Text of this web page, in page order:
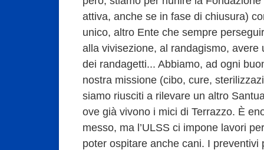
attiva, anche se in fase di chiusura)
unico, altro Ente che sempre
alla vivisezione, al randagismo, avere
dei randagetti... Abbiamo, ad ogni
nostra missione (cibo, cure,
siamo riusciti a rilevare un altro
ove già vivono i mici di Terrazzo. È
messo, ma l’ULSS ci impone lavori
poter ospitare anche cani. I preventivi